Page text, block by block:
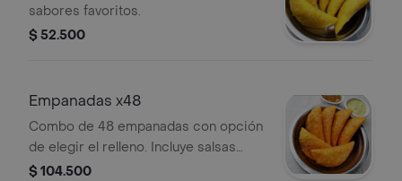
sabores favoritos.
$ 52.500
Empanadas x48
Combo de 48 empanadas con opción
de elegir el relleno. Incluye salsas
para acompañar.
$ 104.500